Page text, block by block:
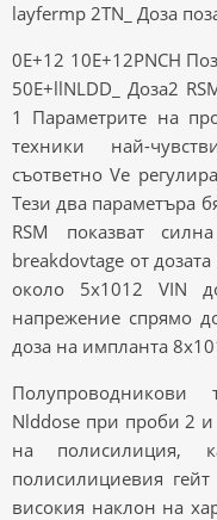
layfermp 2TN_ Доза
0E+12 10E+12PNCH
50E+llNLDD_ Доза2
1 Параметрите на
техники най-
съответно Ve
Тези два параметъра
RSM показват
breakdovtage от
около 5x1012 VIN
напрежение спрямо
доза на импланта
Полупроводникови
Nlddose при проби 2
на полисилиция,
полисилициевия
високия наклон на